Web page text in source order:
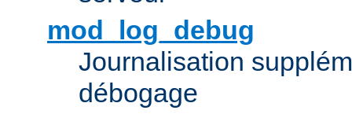
mod_log_debug
Journalisation
débogage